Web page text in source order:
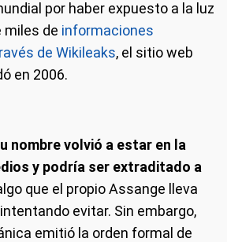
por haber expuesto a la luz
miles de informaciones
de Wikileaks, el sitio web
en 2006.
nombre volvió a estar en la
y podría ser extraditado a
que el propio Assange lleva
evitar. Sin embargo,
emitió la orden formal de